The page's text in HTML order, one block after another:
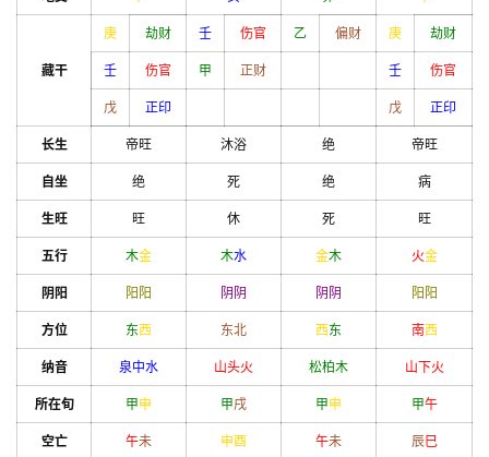
藏干
庚 劫财 壬 伤官 乙 偏财 庚 劫财
壬 伤官 甲 正财 壬 伤官
戊 正印 戊 正印
长生 帝旺 沐浴 绝 帝旺
自坐 绝 死 绝 病
生旺 旺 休 死 旺
五行 木金 木水 金木 火金
阴阳 阳 阳 阴 阴 阴 阴 阳 阳
方位 东西 东北 西东 南西
纳音 泉中水 山头火 松柏木 山下火
所在旬 甲申 甲戌 甲申 甲午
空亡 午未 申酉 午未 辰巳